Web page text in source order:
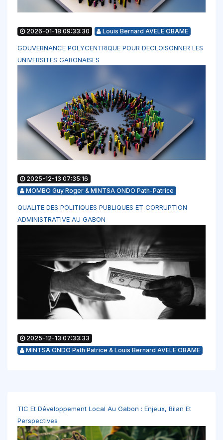
2026-01-18 09:33:30 Louis Bernard AVELE OBAME
GOUVERNANCE POLYCENTRIQUE POUR DECLOISONNER LES
UNIVERSITES GABONAISES
2025-12-13 07:35:16
MOMBO Guy Roger & MINTSA ONDO Path-Patrice
QUALITE DES POLITIQUES PUBLIQUES ET CORRUPTION
ADMINISTRATIVE AU GABON
2025-12-13 07:33:33
MINTSA ONDO Path Patrice & Louis Bernard AVELE OBAME
TIC Et Développement Local Au Gabon : Enjeux, Bilan Et
Perspectives